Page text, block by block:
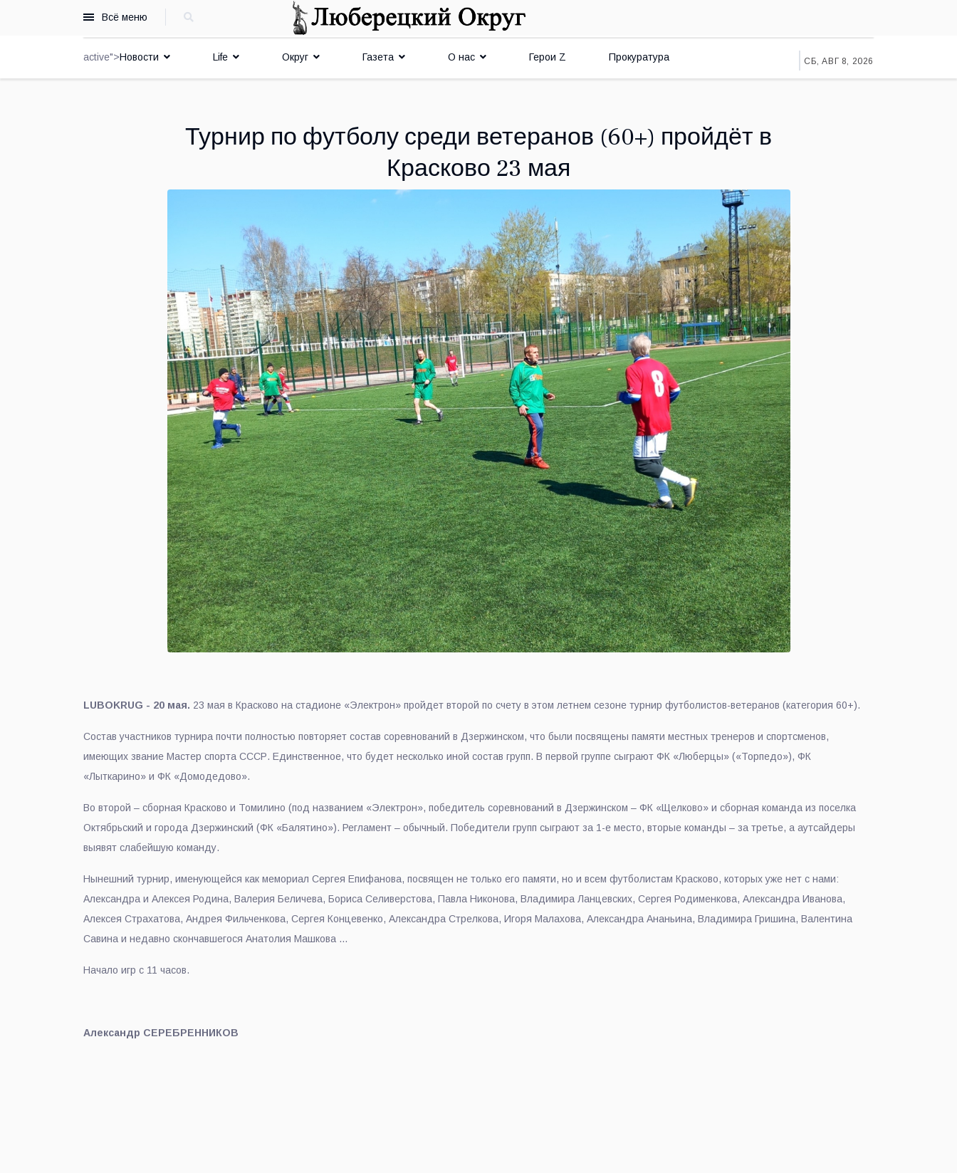
Всё меню
active">Новости Life Округ Газета О нас Герои Z Прокуратура СБ, АВГ 8, 2026
Турнир по футболу среди ветеранов (60+) пройдёт в
Красково 23 мая
LUBOKRUG - 20 мая. 23 мая в Красково на стадионе «Электрон» пройдет второй по счету в этом летнем сезоне турнир футболистов-ветеранов (категория 60+).
Состав участников турнира почти полностью повторяет состав соревнований в Дзержинском, что были посвящены памяти местных тренеров и спортсменов,
имеющих звание Мастер спорта СССР. Единственное, что будет несколько иной состав групп. В первой группе сыграют ФК «Люберцы» («Торпедо»), ФК
«Лыткарино» и ФК «Домодедово».
Во второй – сборная Красково и Томилино (под названием «Электрон», победитель соревнований в Дзержинском – ФК «Щелково» и сборная команда из поселка
Октябрьский и города Дзержинский (ФК «Балятино»). Регламент – обычный. Победители групп сыграют за 1-е место, вторые команды – за третье, а аутсайдеры
выявят слабейшую команду.
Нынешний турнир, именующейся как мемориал Сергея Епифанова, посвящен не только его памяти, но и всем футболистам Красково, которых уже нет с нами:
Александра и Алексея Родина, Валерия Беличева, Бориса Селиверстова, Павла Никонова, Владимира Ланцевских, Сергея Родименкова, Александра Иванова,
Алексея Страхатова, Андрея Фильченкова, Сергея Концевенко, Александра Стрелкова, Игоря Малахова, Александра Ананьина, Владимира Гришина, Валентина
Савина и недавно скончавшегося Анатолия Машкова …
Начало игр с 11 часов.
Александр СЕРЕБРЕННИКОВ